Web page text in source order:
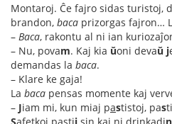
Montaroj. Ĉe fajro sidas turistoj,
brandon, baca prizorgas fajron…
– Baca, rakontu al ni ian
– Nu, povam. Kaj kia ŭoni devaŭ j
demandas la baca.
– Klare ke gaja!
La baca pensas momente kaj
– Jiam mi, kun miaj pastistoj, pasti
Safetkoj pastij sin kaj ni drinkadin